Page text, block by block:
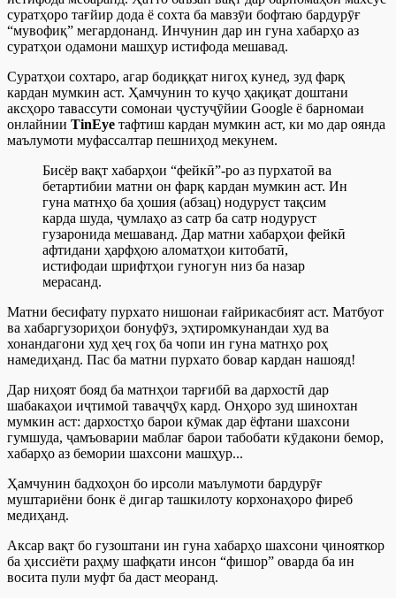
суратҳоро тағйир дода ё сохта ба мавзӯи бофтаю бардурӯғ
“мувофиқ” мегардонанд. Инчунин дар ин гуна хабарҳо аз
суратҳои одамони машҳур истифода мешавад.
Суратҳои сохтаро, агар бодиққат нигоҳ кунед, зуд фарқ
кардан мумкин аст. Ҳамчунин то куҷо ҳақиқат доштани
аксҳоро тавассути сомонаи ҷустуҷӯйии Google ё барномаи
онлайнии TinEye тафтиш кардан мумкин аст, ки мо дар оянда
маълумоти муфассалтар пешниҳод мекунем.
Бисёр вақт хабарҳои “фейкӣ”-ро аз пурхатоӣ ва
бетартибии матни он фарқ кардан мумкин аст. Ин
гуна матнҳо ба ҳошия (абзац) нодуруст тақсим
карда шуда, ҷумлаҳо аз сатр ба сатр нодуруст
гузаронида мешаванд. Дар матни хабарҳои фейкӣ
афтидани ҳарфҳою аломатҳои китобатӣ,
истифодаи шрифтҳои гуногун низ ба назар
мерасанд.
Матни бесифату пурхато нишонаи ғайрикасбият аст. Матбуот
ва хабаргузориҳои бонуфӯз, эҳтиромкунандаи худ ва
хонандагони худ ҳеҷ гоҳ ба чопи ин гуна матнҳо роҳ
намедиҳанд. Пас ба матни пурхато бовар кардан нашояд!
Дар ниҳоят бояд ба матнҳои тарғибӣ ва дархостӣ дар
шабакаҳои иҷтимоӣ таваҷҷӯҳ кард. Онҳоро зуд шинохтан
мумкин аст: дархостҳо барои кӯмак дар ёфтани шахсони
гумшуда, ҷамъоварии маблағ барои табобати кӯдакони бемор,
хабарҳо аз бемории шахсони машҳур...
Ҳамчунин бадхоҳон бо ирсоли маълумоти бардурӯғ
муштариёни бонк ё дигар ташкилоту корхонаҳоро фиреб
медиҳанд.
Аксар вақт бо гузоштани ин гуна хабарҳо шахсони ҷинояткор
ба ҳиссиёти раҳму шафқати инсон “фишор” оварда ба ин
восита пули муфт ба даст меоранд.